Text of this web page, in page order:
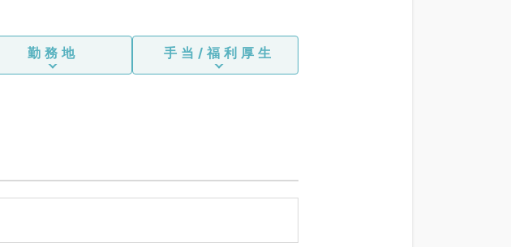
勤務地 手当/福利厚生